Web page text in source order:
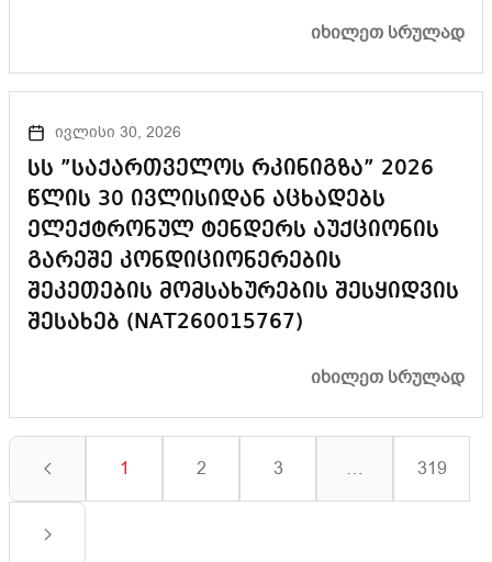
ᲘᲮᲘᲚᲔᲗ ᲡᲠᲣᲚᲐᲓ
ივლისი 30, 2026
სს ”საქართველოს რკინიგზა” 2026
წლის 30 ივლისიდან აცხადებს
ელექტრონულ ტენდერს აუქციონის
გარეშე კონდიციონერების
შეკეთების მომსახურების შესყიდვის
შესახებ (NAT260015767)
ᲘᲮᲘᲚᲔᲗ ᲡᲠᲣᲚᲐᲓ
1 2 3 … 319